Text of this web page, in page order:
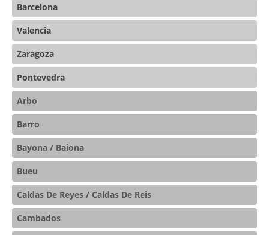
Barcelona
Valencia
Zaragoza
Pontevedra
Arbo
Barro
Bayona / Baiona
Bueu
Caldas De Reyes / Caldas De Reis
Cambados